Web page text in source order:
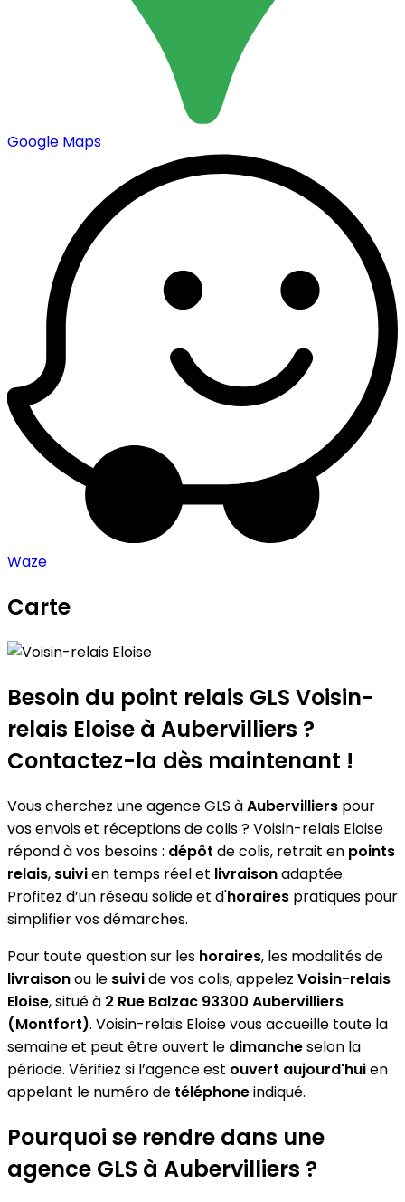
Google Maps
Waze
Carte
Voisin-relais Eloise
+
−
Besoin du point relais GLS Voisin-
relais Eloise à Aubervilliers ?
Contactez-la dès maintenant !
Vous cherchez une agence GLS àAubervilliers pour
vos envois et réceptions de colis ? Voisin-relais Eloise
répond à vos besoins : dépôt de colis, retrait en points
relais, suivien temps réel et livraisonadaptée.
Profitez d’un réseau solide et d'horaires pratiques pour
simplifier vos démarches.
Pour toute question sur les horaires, les modalités de
livraisonou le suivide vos colis, appelez Voisin-relais
Eloise, situé à 2 Rue Balzac 93300 Aubervilliers
(Montfort). Voisin-relais Eloise vous accueille toute la
semaine et peut être ouvert le dimancheselon la
période. Vérifiez si l’agence est ouvert aujourd'huien
appelant le numéro de téléphoneindiqué.
Pourquoi se rendre dans une
agence GLS à Aubervilliers ?